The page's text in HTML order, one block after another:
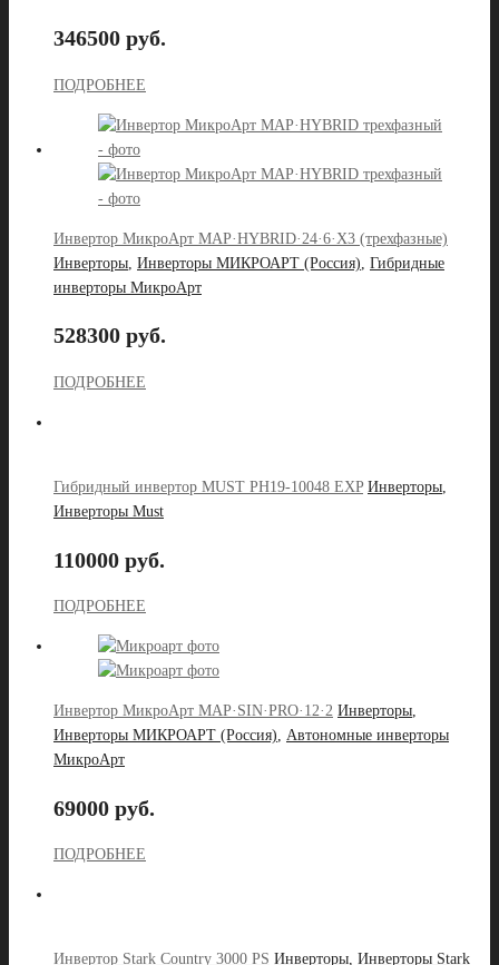
346500 руб.
ПОДРОБНЕЕ
Инвертор МикроАрт MAP·HYBRID·24·6·X3 (трехфазные)
Инверторы Инверторы МИКРОАРТ (Россия) Гибридные
инверторы МикроАрт
528300 руб.
ПОДРОБНЕЕ
Гибридный инвертор MUST PH19-10048 EXP Инверторы,
Инверторы Must
110000 руб.
ПОДРОБНЕЕ
Инвертор МикроАрт MAP·SIN·PRO·12·2 Инверторы,
Инверторы МИКРОАРТ (Россия), Автономные инверторы
МикроАрт
69000 руб.
ПОДРОБНЕЕ
Инвертор Stark Country 3000 PS Инверторы, Инверторы Stark